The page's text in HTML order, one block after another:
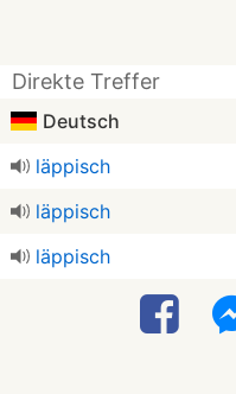
Direkte Treffer
Deutsch
läppisch
läppisch
läppisch